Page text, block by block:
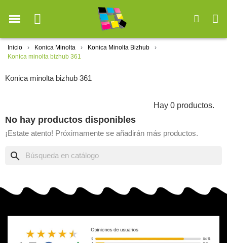
Inicio Konica Minolta
Konica Minolta Bizhub
Konica minolta bizhub 361
Konica minolta bizhub 361
Hay 0 productos.
No hay productos disponibles
¡Estate atento! Próximamente se añadirán más productos.
search